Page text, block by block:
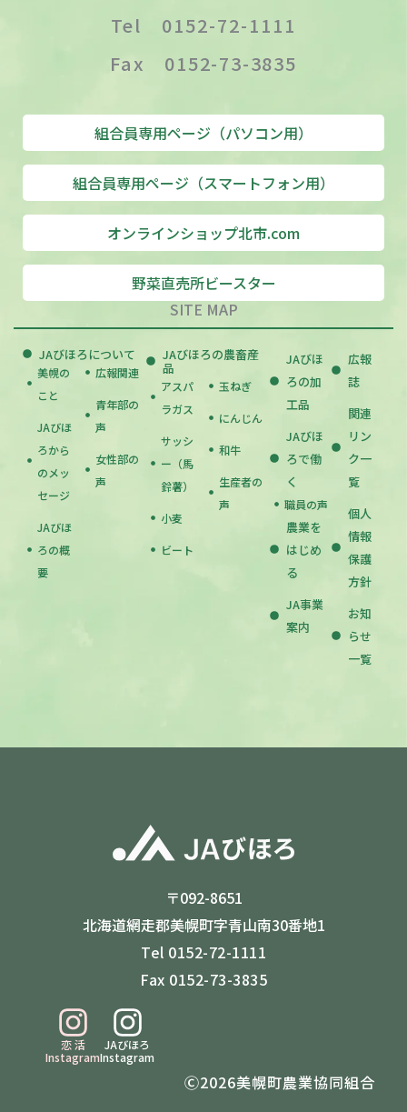
Tel 0152-72-1111
Fax 0152-73-3835
組合員専用ページ（パソコン用）
組合員専用ページ（スマートフォン用）
オンラインショップ北市.com
野菜直売所ビースター
SITE MAP
JAびほろについて
美幌の
こと
JAびほ
ろから
のメッ
セージ
JAびほ
ろの概
要
広報関連
青年部の
声
女性部の
声
JAびほろの農畜産
品
アスパ
ラガス
サッシ
ー（馬
鈴薯）
小麦
ビート
玉ねぎ
にんじん
和牛
生産者の
声
JAびほ
ろの加
工品
JAびほ
ろで働
く
職員の声
農業を
はじめ
る
JA事業
案内
広報
誌
関連
リン
ク一
覧
個人
情報
保護
方針
お知
らせ
一覧
〒092-8651
北海道網走郡美幌町字青山南30番地1
Tel 0152-72-1111
Fax 0152-73-3835
恋 活
Instagram
JAびほろ
Instagram
Ⓒ2026美幌町農業協同組合